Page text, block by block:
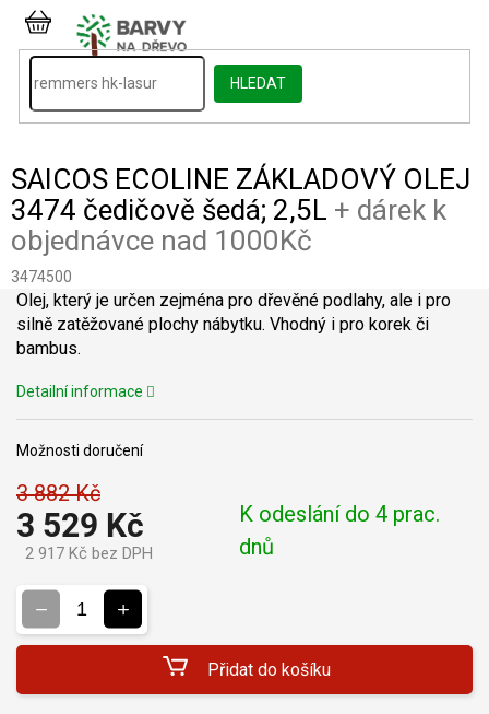
Přejít
obsah
HLEDAT
NÁKUPNÍ
KOŠÍK
SAICOS ECOLINE ZÁKLADOVÝ OLEJ
3474 čedičově šedá; 2,5L + dárek k
objednávce nad 1000Kč
3474500
3 882 Kč
3 529 Kč
2 917 Kč bez DPH
K odeslání do 4 prac.
dnů
Možnosti doručení
Přidat do košíku
Olej, který je určen zejména pro dřevěné podlahy, ale i pro
silně zatěžované plochy nábytku. Vhodný i pro korek či
bambus.
Detailní informace